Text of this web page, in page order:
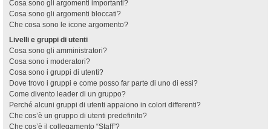
Cosa sono gli argomenti importanti?
Cosa sono gli argomenti bloccati?
Che cosa sono le icone argomento?
Livelli e gruppi di utenti
Cosa sono gli amministratori?
Cosa sono i moderatori?
Cosa sono i gruppi di utenti?
Dove trovo i gruppi e come posso far parte di uno di essi?
Come divento leader di un gruppo?
Perché alcuni gruppi di utenti appaiono in colori differenti?
Che cos’è un gruppo di utenti predefinito?
Che cos’è il collegamento “Staff”?